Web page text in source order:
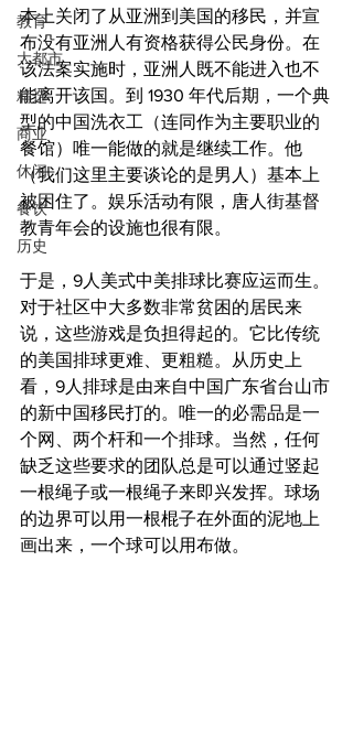
教育
大都市
精选
商业
休闲
餐饮
历史
本上关闭了从亚洲到美国的移民，并宣
布没有亚洲人有资格获得公民身份。在
该法案实施时，亚洲人既不能进入也不
能离开该国。到 1930 年代后期，一个典
型的中国洗衣工（连同作为主要职业的
餐馆）唯一能做的就是继续工作。他
（我们这里主要谈论的是男人）基本上
被困住了。娱乐活动有限，唐人街基督
教青年会的设施也很有限。
于是，9人美式中美排球比赛应运而生。
对于社区中大多数非常贫困的居民来
说，这些游戏是负担得起的。它比传统
的美国排球更难、更粗糙。从历史上
看，9人排球是由来自中国广东省台山市
的新中国移民打的。唯一的必需品是一
个网、两个杆和一个排球。当然，任何
缺乏这些要求的团队总是可以通过竖起
一根绳子或一根绳子来即兴发挥。球场
的边界可以用一根棍子在外面的泥地上
画出来，一个球可以用布做。